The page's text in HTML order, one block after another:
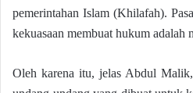
pemerintahan Islam (Khilafah).
kekuasaan membuat hukum
Oleh karena itu, jelas Abdul